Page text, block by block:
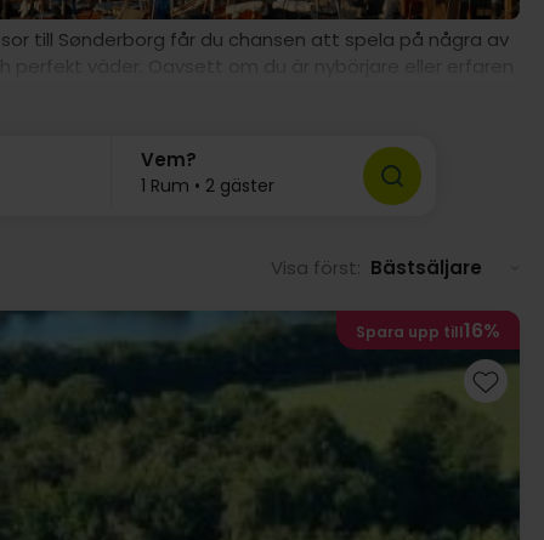
till Sønderborg får du chansen att spela på några av
väder. Oavsett om du är nybörjare eller erfaren
Vem?
1 Rum • 2 gäster
Visa först: Bästsäljare
Spara upp till16%